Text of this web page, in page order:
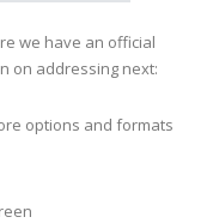
we have an official
on addressing next:
options and formats